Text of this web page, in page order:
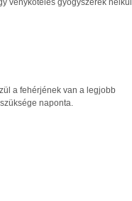
a fehérjének van a legjobb
naponta.